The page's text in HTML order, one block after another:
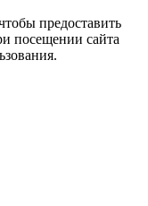
предоставить
посещении сайта